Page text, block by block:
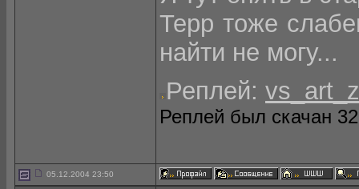
Терр тоже
найти не могу...
Реплей:
Реплей был скачан
05.12.2004 23:50